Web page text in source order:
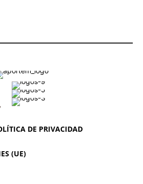
DE PRIVACIDAD
(UE)